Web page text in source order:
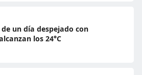
un día despejado con
los 24°C